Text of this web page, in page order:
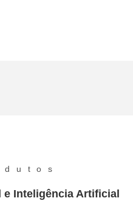
e Inteligência Artificial